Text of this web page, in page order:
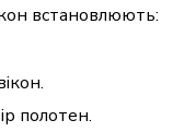
встановлюють:
.
полотен.